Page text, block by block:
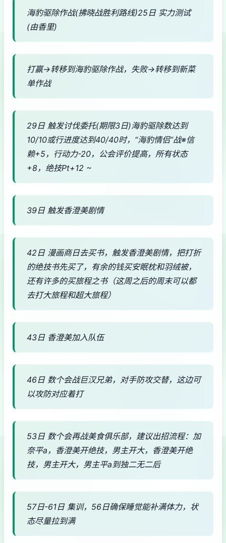
海豹驱除作战(拂晓战胜利路线)25日 实力测试
(由香里)
打赢→转移到海豹驱除作战，失败→转移到新菜
单作战
29日 触发讨伐委托(期限3日)海豹驱除数达到
10/10或行进度达到40/40时，“海豹情侣”战※信
赖+5，行动力-20，公会评价提高，所有状态
+8，绝技Pt+12 ~
39日 触发香澄美剧情
42日 漫画商日去买书，触发香澄美剧情，把打折
的绝技书先买了，有余的钱买安眠枕和羽绒被，
还有许多的买旅程之书（这周之后的周末可以都
去打大旅程和超大旅程）
43日 香澄美加入队伍
46日 数个会战巨汉兄弟，对手防攻交替，这边可
以攻防对应着打
53日 数个会再战美食俱乐部，建议出招流程：加
奈平a，香澄美开绝技，男主开大，香澄美开绝
技，男主开大，男主平a到独二无二后
57日-61日 集训，56日确保睡觉能补满体力，状
态尽量拉到满